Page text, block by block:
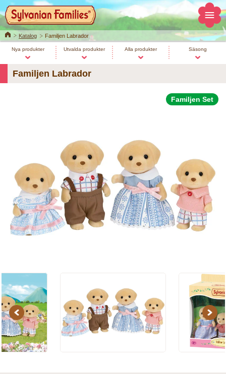
HomeKatalog Familjen Labrador
Nya produkter Utvalda produkter Alla produkter Säsong
Familjen Labrador
Familjen Set
Previous Next